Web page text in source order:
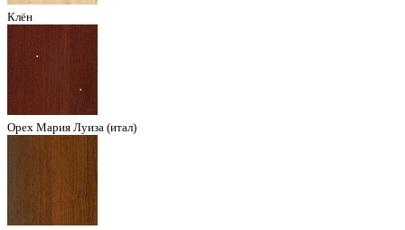
Клён
Орех Мария Луиза (итал)